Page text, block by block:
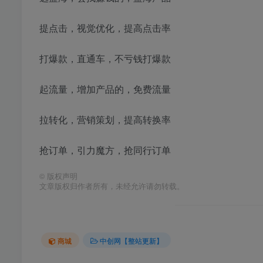
提点击，视觉优化，提高点击率
打爆款，直通车，不亏钱打爆款
起流量，增加产品的，免费流量
拉转化，营销策划，提高转换率
抢订单，引力魔方，抢同行订单
© 版权声明
文章版权归作者所有，未经允许请勿转载。
商城 中创网【整站更新】